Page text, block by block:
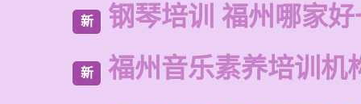
新 钢琴培训 福州哪家
新 福州音乐素养培训机